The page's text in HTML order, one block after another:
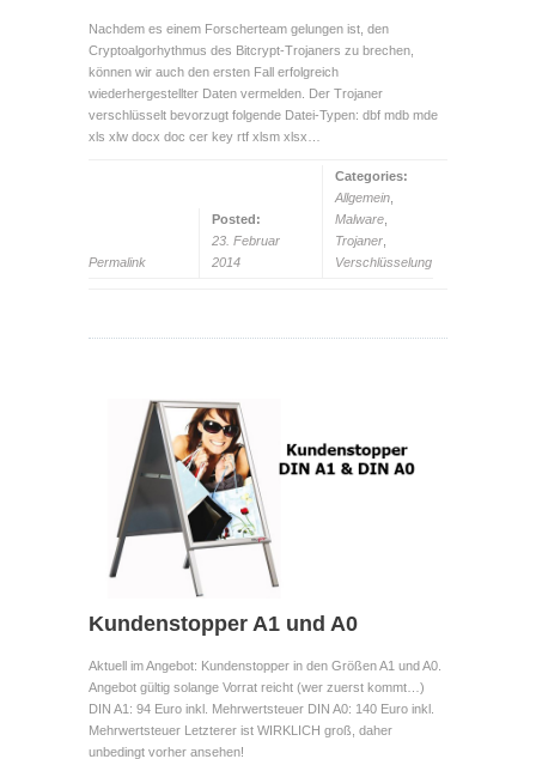
Nachdem es einem Forscherteam gelungen ist, den
Cryptoalgorhythmus des Bitcrypt-Trojaners zu brechen,
können wir auch den ersten Fall erfolgreich
wiederhergestellter Daten vermelden. Der Trojaner
verschlüsselt bevorzugt folgende Datei-Typen: dbf mdb mde
xls xlw docx doc cer key rtf xlsm xlsx…
Permalink
Posted:
23. Februar
2014
Categories:
Allgemein
Malware
Trojaner
Verschlüsselung
Kundenstopper A1 und A0
Aktuell im Angebot: Kundenstopper in den Größen A1 und A0.
Angebot gültig solange Vorrat reicht (wer zuerst kommt…)
DIN A1: 94 Euro inkl. Mehrwertsteuer DIN A0: 140 Euro inkl.
Mehrwertsteuer Letzterer ist WIRKLICH groß, daher
unbedingt vorher ansehen!